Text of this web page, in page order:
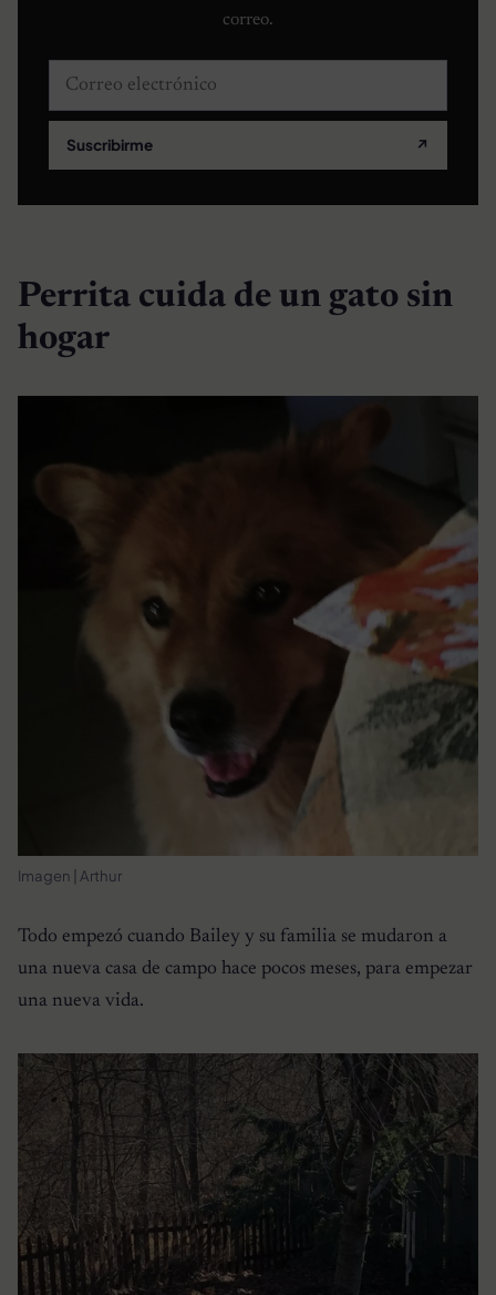
correo.
Correo electrónico
Suscribirme ↗
Perrita cuida de un gato sin
hogar
Imagen | Arthur
Todo empezó cuando Bailey y su familia se mudaron a
una nueva casa de campo hace pocos meses, para empezar
una nueva vida.